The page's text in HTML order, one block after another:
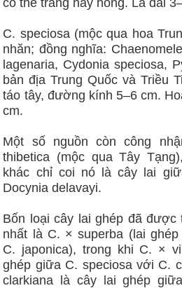
có thể trắng hay hồng. Lá dài
C. speciosa (mộc qua hoa
nhăn; đồng nghĩa:
lagenaria, Cydonia speciosa,
bản địa Trung Quốc và Triều
táo tây, đường kính 5–6 cm.
cm.
Một số nguồn còn công
thibetica (mộc qua Tây
khác chỉ coi nó là cây lai
Docynia delavayi.
Bốn loại cây lai ghép đã được
nhất là C. × superba (lai
C. japonica), trong khi C. ×
ghép giữa C. speciosa với C.
clarkiana là cây lai ghép